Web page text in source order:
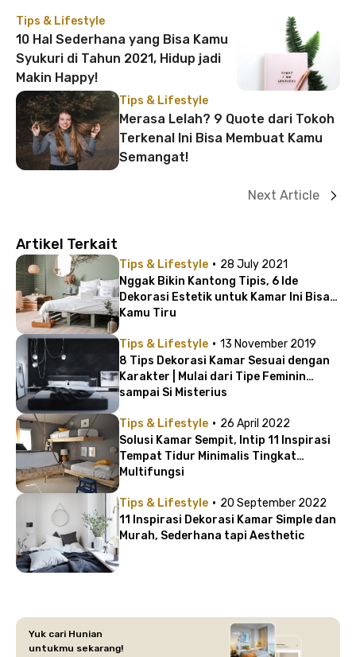
Tips & Lifestyle
10 Hal Sederhana yang Bisa Kamu
Syukuri di Tahun 2021, Hidup jadi
Makin Happy!
Tips & Lifestyle
Merasa Lelah? 9 Quote dari Tokoh
Terkenal Ini Bisa Membuat Kamu
Semangat!
Next Article
Artikel Terkait
Tips & Lifestyle · 28 July 2021
Nggak Bikin Kantong Tipis, 6 Ide
Dekorasi Estetik untuk Kamar Ini Bisa
Kamu Tiru
Tips & Lifestyle · 13 November 2019
8 Tips Dekorasi Kamar Sesuai dengan
Karakter | Mulai dari Tipe Feminin
sampai Si Misterius
Tips & Lifestyle · 26 April 2022
Solusi Kamar Sempit, Intip 11 Inspirasi
Tempat Tidur Minimalis Tingkat
Multifungsi
Tips & Lifestyle · 20 September 2022
11 Inspirasi Dekorasi Kamar Simple dan
Murah, Sederhana tapi Aesthetic
Yuk cari Hunian
untukmu sekarang!